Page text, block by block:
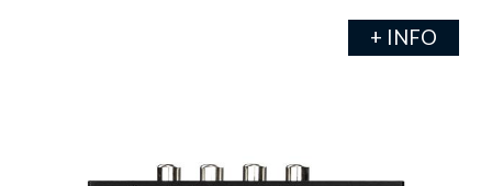
+ INFO